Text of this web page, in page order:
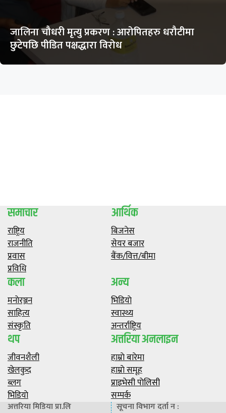
जालिना चौधरी मृत्यु प्रकरण : आरोपितहरु धरौटीमा
छुटेपछि पीडित पक्षद्धारा विरोध
समाचार
राष्ट्रिय
राजनीति
प्रवास
प्रविधि
आर्थिक
बिजनेस
सेयर बजार
बैंक/वित्त/बीमा
कला
मनाेरञ्जन
साहित्य
संस्कृति
अन्य
भिडियाे
स्वास्थ्य
अन्तर्राष्ट्रिय
थप
जीवनशैली
खेलकुद
ब्लग
भिडियाे
अत्तरिया अनलाइन
हाम्राे बारेमा
हाम्राे समूह
प्राइभेसी पाेलिसी
सम्पर्क
अत्तरिया मिडिया प्रा.लि सूचना विभाग दर्ता न :